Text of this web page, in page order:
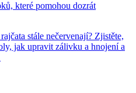
které pomohou dozrát
stále nečervenají? Zjistěte,
jak upravit zálivku a hnojení a